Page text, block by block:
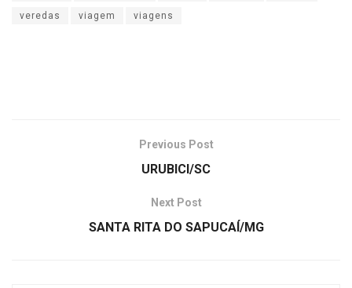
veredas viagem viagens
Previous Post
URUBICI/SC
Next Post
SANTA RITA DO SAPUCAÍ/MG